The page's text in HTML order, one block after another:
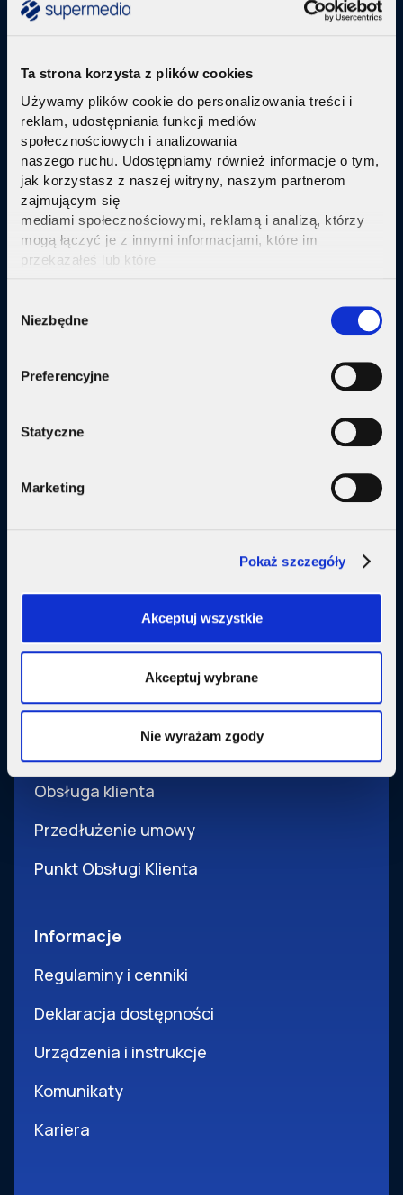
Ta strona korzysta z plików cookies
Używamy plików cookie do personalizowania treści i
reklam, udostępniania funkcji mediów
społecznościowych i analizowania
naszego ruchu. Udostępniamy również informacje o tym,
jak korzystasz z naszej witryny, naszym partnerom
zajmującym się
mediami społecznościowymi, reklamą i analizą, którzy
mogą łączyć je z innymi informacjami, które im
przekazałeś lub które
Selection
Niezbędne
Preferencyjne
Statyczne
Marketing
Pokaż szczegóły
Akceptuj wszystkie
Akceptuj wybrane
Nie wyrażam zgody
Telewizja Replay
Pakiety internetu z nowoczesną telewizją
technologi IPTV Replay TV.
Sprawdź
Internet + telewizja
Internet + plan komórkowy
Małe firmy
SupermediaGo
Pomoc i obsługa
Obsługa klienta
Przedłużenie umowy
Punkt Obsługi Klienta
Informacje
Regulaminy i cenniki
Deklaracja dostępności
Urządzenia i instrukcje
Komunikaty
Kariera